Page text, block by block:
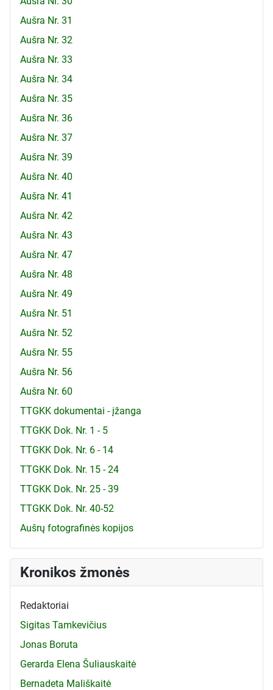
Aušra Nr. 31
Aušra Nr. 32
Aušra Nr. 33
Aušra Nr. 34
Aušra Nr. 35
Aušra Nr. 36
Aušra Nr. 37
Aušra Nr. 39
Aušra Nr. 40
Aušra Nr. 41
Aušra Nr. 42
Aušra Nr. 43
Aušra Nr. 47
Aušra Nr. 48
Aušra Nr. 49
Aušra Nr. 51
Aušra Nr. 52
Aušra Nr. 55
Aušra Nr. 56
Aušra Nr. 60
TTGKK dokumentai - įžanga
TTGKK Dok. Nr. 1 - 5
TTGKK Dok. Nr. 6 - 14
TTGKK Dok. Nr. 15 - 24
TTGKK Dok. Nr. 25 - 39
TTGKK Dok. Nr. 40-52
Aušrų fotografinės kopijos
Kronikos žmonės
Redaktoriai
Sigitas Tamkevičius
Jonas Boruta
Gerarda Elena Šuliauskaitė
Bernadeta Mališkaitė